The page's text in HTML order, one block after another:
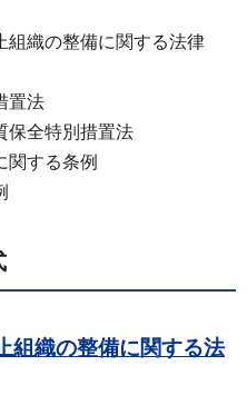
織の整備に関する法律
置法
保全特別措置法
する条例
組織の整備に関する法